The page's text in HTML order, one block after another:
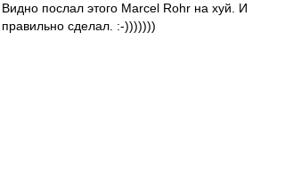
Видно послал этого Marcel Rohr на хуй. И
правильно сделал. :-)))))))